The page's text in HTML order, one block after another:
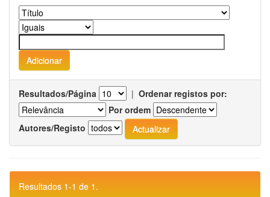
Resultados/Página | Ordenar registos por:
Por ordem
Autores/Registo
Resultados 1-1 de 1.